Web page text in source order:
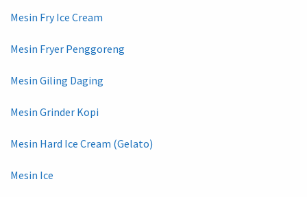
Mesin Fry Ice Cream
Mesin Fryer Penggoreng
Mesin Giling Daging
Mesin Grinder Kopi
Mesin Hard Ice Cream (Gelato)
Mesin Ice